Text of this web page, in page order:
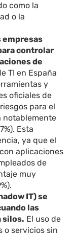
como la
o la
empresas
controlar
de
TI en España
y
oficiales de
para el
notablemente
Esta
ya que el
aplicaciones
de
muy
IT) se
las
silos. El uso de
o servicios sin